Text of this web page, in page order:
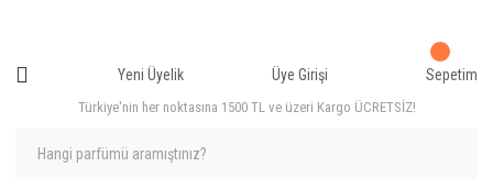
Türkiye'nin her noktasına 1500 TL ve üzeri Kargo ÜCRETSİZ!
Yeni Üyelik Üye Girişi Sepetim